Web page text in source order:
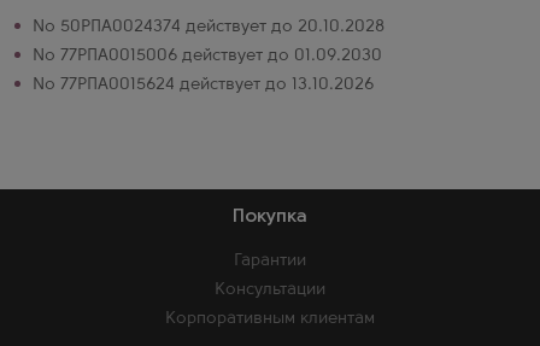
№ 50РПА0024374 действует до 20.10.2028
№ 77РПА0015006 действует до 01.09.2030
№ 77РПА0015624 действует до 13.10.2026
Покупка
Гарантии
Консультации
Корпоративным клиентам